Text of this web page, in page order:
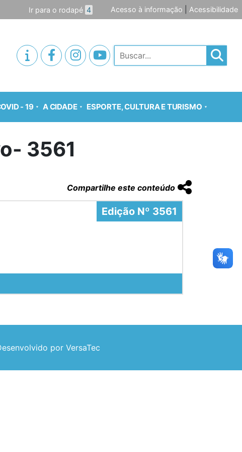
Ir para o rodapé 4 Acesso à informação Acessibilidade
Pesquisar
- 19 A CIDADE ESPORTE, CULTURA E TURISMO
3561
Compartilhe este conteúdo
Edição Nº 3561
por VersaTec